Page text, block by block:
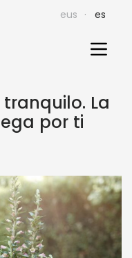
eus es
La
por ti